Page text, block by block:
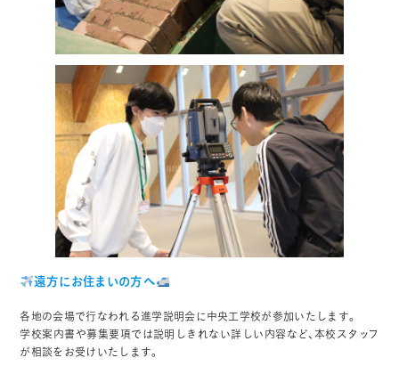
遠方にお住まいの方へ
各地の会場で行なわれる進学説明会に中央工学校が参加いたします。
学校案内書や募集要項では説明しきれない詳しい内容など、本校スタッフ
が相談をお受けいたします。